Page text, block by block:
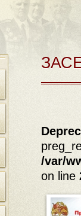
/var/
on line